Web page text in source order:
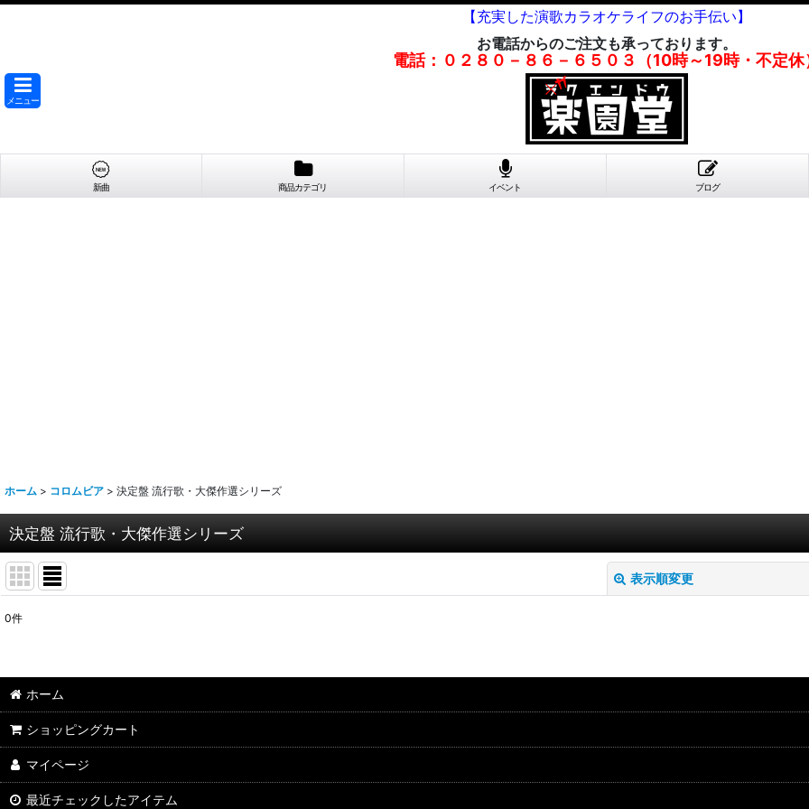
【充実した演歌カラオケライフのお手伝い】
お電話からのご注文も承っております。
電話：０２８０－８６－６５０３（10時～19時・不定休
メニュー
新曲 商品カテゴリ イベント ブログ
ホーム > コロムビア > 決定盤 流行歌・大傑作選シリーズ
決定盤 流行歌・大傑作選シリーズ
表示順変更
並び順:
0件
ホーム
ショッピングカート
マイページ
最近チェックしたアイテム